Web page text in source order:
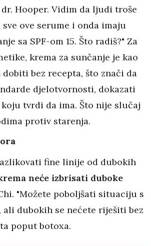
dr. Hooper. Vidim da ljudi troše
ove serume i onda imaju
sa SPF-om 15. Što radiš?" Za
krema za sunčanje je kao
bez recepta, što znači da
djelotvornosti, dokazati
tvrdi da ima. Što nije slučaj
protiv starenja.
fine linije od dubokih
neće izbrisati duboke
"Možete poboljšati situaciju s
ali dubokih se nećete riješiti bez
poput botoxa.